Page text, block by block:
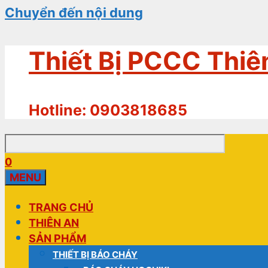
Chuyển đến nội dung
Thiết Bị PCCC
Hotline: 0903818685
0
MENU
TRANG CHỦ
THIÊN AN
SẢN PHẨM
THIẾT BỊ BÁO CHÁY